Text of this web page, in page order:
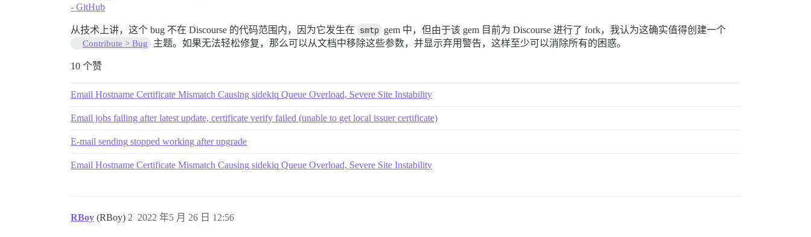
- GitHub
从技术上讲，这个 bug 不在 Discourse 的代码范围内，因为它发生在 smtp gem 中，但由于该 gem 目前为 Discourse 进行了 fork，我认为这确实值得创建一个
Contribute > Bug 主题。如果无法轻松修复，那么可以从文档中移除这些参数，并显示弃用警告，这样至少可以消除所有的困惑。
10 个赞
Email Hostname Certificate Mismatch Causing sidekiq Queue Overload, Severe Site Instability
Email jobs failing after latest update, certificate verify failed (unable to get local issuer certificate)
E-mail sending stopped working after upgrade
Email Hostname Certificate Mismatch Causing sidekiq Queue Overload, Severe Site Instability
RBoy (RBoy) 2022 年5 月 26 日 12:56
2